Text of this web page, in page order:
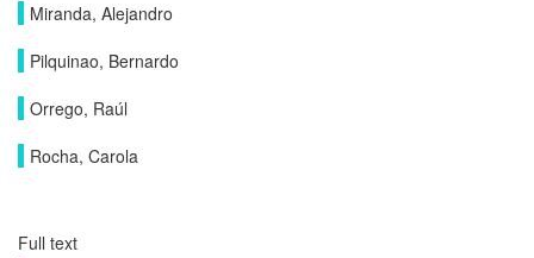
Miranda, Alejandro
Pilquinao, Bernardo
Orrego, Raúl
Rocha, Carola
Full text